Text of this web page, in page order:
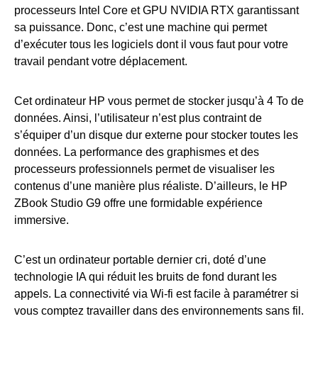
processeurs Intel Core et GPU NVIDIA RTX garantissant
sa puissance. Donc, c’est une machine qui permet
d’exécuter tous les logiciels dont il vous faut pour votre
travail pendant votre déplacement.
Cet ordinateur HP vous permet de stocker jusqu’à 4 To de
données. Ainsi, l’utilisateur n’est plus contraint de
s’équiper d’un disque dur externe pour stocker toutes les
données. La performance des graphismes et des
processeurs professionnels permet de visualiser les
contenus d’une manière plus réaliste. D’ailleurs, le HP
ZBook Studio G9 offre une formidable expérience
immersive.
C’est un ordinateur portable dernier cri, doté d’une
technologie IA qui réduit les bruits de fond durant les
appels. La connectivité via Wi-fi est facile à paramétrer si
vous comptez travailler dans des environnements sans fil.